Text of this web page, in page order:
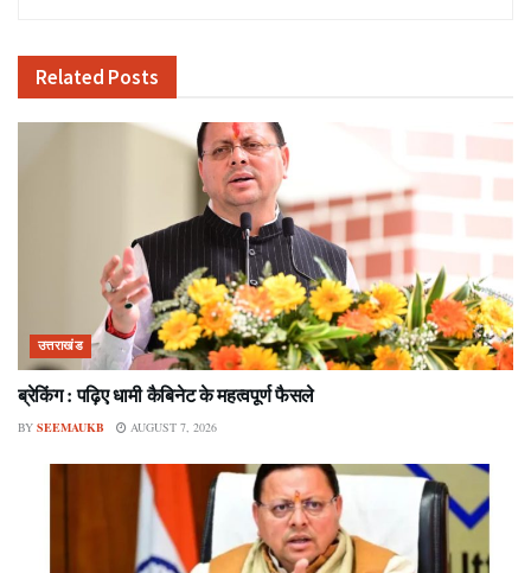
Related Posts
उत्तराखंड
ब्रेकिंग : पढ़िए धामी कैबिनेट के महत्वपूर्ण फैसले
BY SEEMAUKB AUGUST 7, 2026